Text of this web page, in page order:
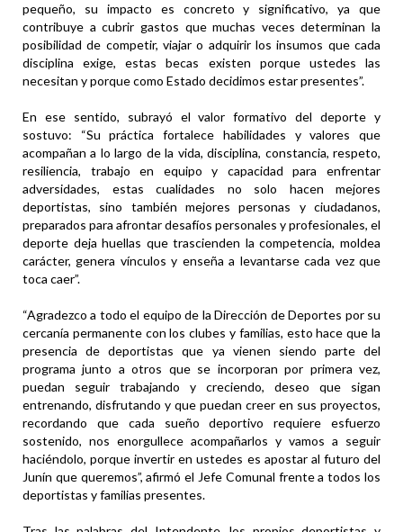
pequeño, su impacto es concreto y significativo, ya que
contribuye a cubrir gastos que muchas veces determinan la
posibilidad de competir, viajar o adquirir los insumos que cada
disciplina exige, estas becas existen porque ustedes las
necesitan y porque como Estado decidimos estar presentes”.
En ese sentido, subrayó el valor formativo del deporte y
sostuvo: “Su práctica fortalece habilidades y valores que
acompañan a lo largo de la vida, disciplina, constancia, respeto,
resiliencia, trabajo en equipo y capacidad para enfrentar
adversidades, estas cualidades no solo hacen mejores
deportistas, sino también mejores personas y ciudadanos,
preparados para afrontar desafíos personales y profesionales, el
deporte deja huellas que trascienden la competencia, moldea
carácter, genera vínculos y enseña a levantarse cada vez que
toca caer”.
“Agradezco a todo el equipo de la Dirección de Deportes por su
cercanía permanente con los clubes y familias, esto hace que la
presencia de deportistas que ya vienen siendo parte del
programa junto a otros que se incorporan por primera vez,
puedan seguir trabajando y creciendo, deseo que sigan
entrenando, disfrutando y que puedan creer en sus proyectos,
recordando que cada sueño deportivo requiere esfuerzo
sostenido, nos enorgullece acompañarlos y vamos a seguir
haciéndolo, porque invertir en ustedes es apostar al futuro del
Junín que queremos”, afirmó el Jefe Comunal frente a todos los
deportistas y familias presentes.